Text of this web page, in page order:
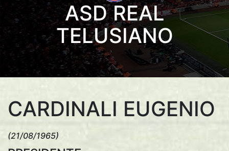
ASD REAL
TELUSIANO
CARDINALI EUGENIO
(21/08/1965)